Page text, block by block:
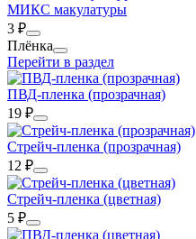
МИКС макулатуры
3 ₽
Плёнка
Перейти в раздел
ПВД-пленка (прозрачная)
19 ₽
Стрейч-пленка (прозрачная)
12 ₽
Стрейч-пленка (цветная)
5 ₽